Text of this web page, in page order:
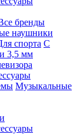
бренды
наушники
спорта С
3,5 мм
Музыкальные